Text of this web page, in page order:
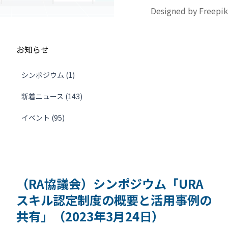
Designed by Freepik
お知らせ
シンポジウム (1)
新着ニュース (143)
イベント (95)
（RA協議会）シンポジウム「URA
スキル認定制度の概要と活用事例の
共有」（2023年3月24日）